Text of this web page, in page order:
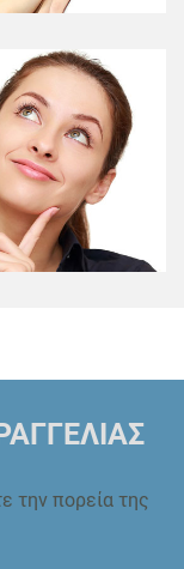
την πορεία της